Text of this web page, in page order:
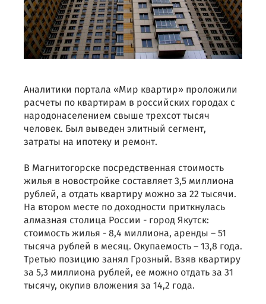
Аналитики портала «Мир квартир» проложили
расчеты по квартирам в российских городах с
народонаселением свыше трехсот тысяч
человек. Был выведен элитный сегмент,
затраты на ипотеку и ремонт.
В Магнитогорске посредственная стоимость
жилья в новостройке составляет 3,5 миллиона
рублей, а отдать квартиру можно за 22 тысячи.
На втором месте по доходности приткнулась
алмазная столица России - город Якутск:
стоимость жилья - 8,4 миллиона, аренды – 51
тысяча рублей в месяц. Окупаемость – 13,8 года.
Третью позицию занял Грозный. Взяв квартиру
за 5,3 миллиона рублей, ее можно отдать за 31
тысячу, окупив вложения за 14,2 года.